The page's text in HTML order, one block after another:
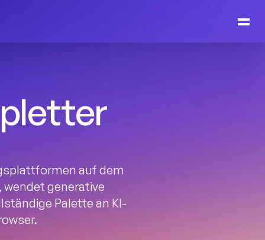
auf dem
wendet generative
Palette an KI-